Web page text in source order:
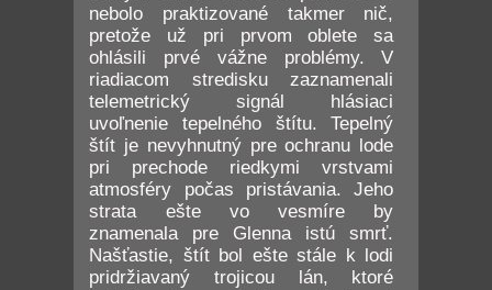
nebolo praktizované takmer nič,
pretože už pri prvom oblete sa
ohlásili prvé vážne problémy. V
riadiacom stredisku zaznamenali
telemetrický signál hlásiaci
uvoľnenie tepelného štítu. Tepelný
štít je nevyhnutný pre ochranu lode
pri prechode riedkymi vrstvami
atmosféry počas pristávania. Jeho
strata ešte vo vesmíre by
znamenala pre Glenna istú smrť.
Našťastie, štít bol ešte stále k lodi
pridržiavaný trojicou lán, ktoré